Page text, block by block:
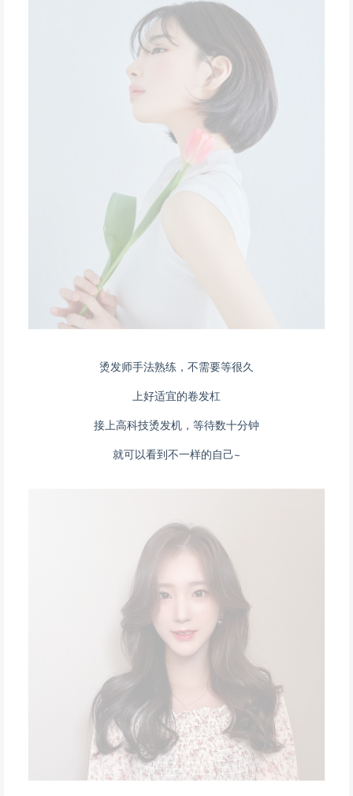
烫发师手法熟练，不需要等很久
上好适宜的卷发杠
接上高科技烫发机，等待数十分钟
就可以看到不一样的自己~